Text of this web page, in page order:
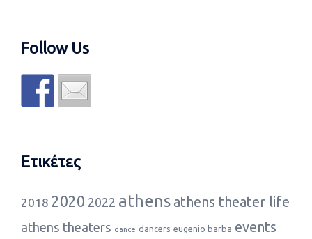
Follow Us
Ετικέτες
2018 2020 2022 athens athens theater life
athens theaters dance dancers eugenio barba events